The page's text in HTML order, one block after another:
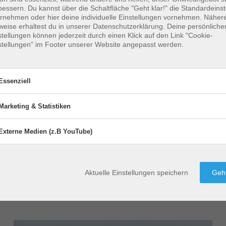
Du kannst über die Schaltfläche "Geht klar!" die
oder hier deine individuelle Einstellungen vornehmen.
erhaltest du in unserer Datenschutzerklärung. Deine
können jederzeit durch einen Klick auf den Link "Cookie-
im Footer unserer Website angepasst werden.
Cookies ermöglichen grundlegende Funktionen und sind für die
& Statistiken
anonym. Diese Informationen helfen
verstehen, wie unsere Besucher
Website nutzen um diese stetig zu
Google Analytics
Aktiviert
Medien (z.B YouTube)
Externe Medien (z.B YouTube)
Aktuelle Einstellungen speichern
Haven findest du in